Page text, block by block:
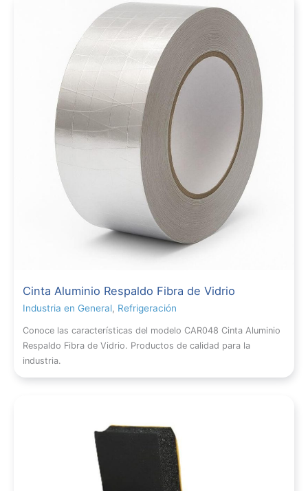
Cinta Aluminio Respaldo Fibra de Vidrio
Industria en General, Refrigeración
Conoce las características del modelo CAR048 Cinta Aluminio
Respaldo Fibra de Vidrio. Productos de calidad para la
industria.